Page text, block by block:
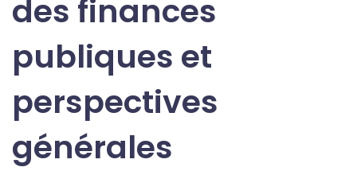
des finances
publiques et
perspectives
générales